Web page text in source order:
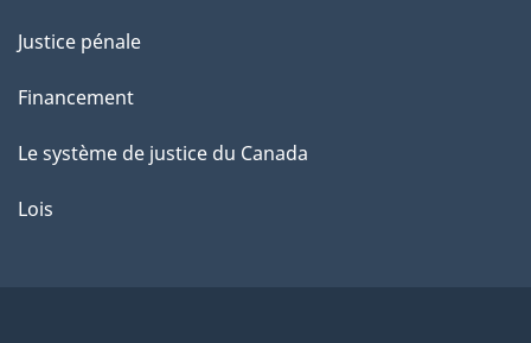
Justice pénale
Financement
Le système de justice du Canada
Lois